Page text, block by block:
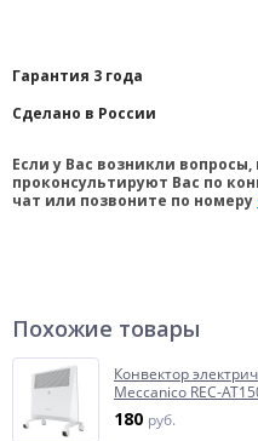
Гарантия 3 года
Сделано в России
Если у Вас возникли
проконсультируют Вас по
чат или позвоните по номеру
Похожие товары
Конвектор
Meccanico REC-
180 руб.